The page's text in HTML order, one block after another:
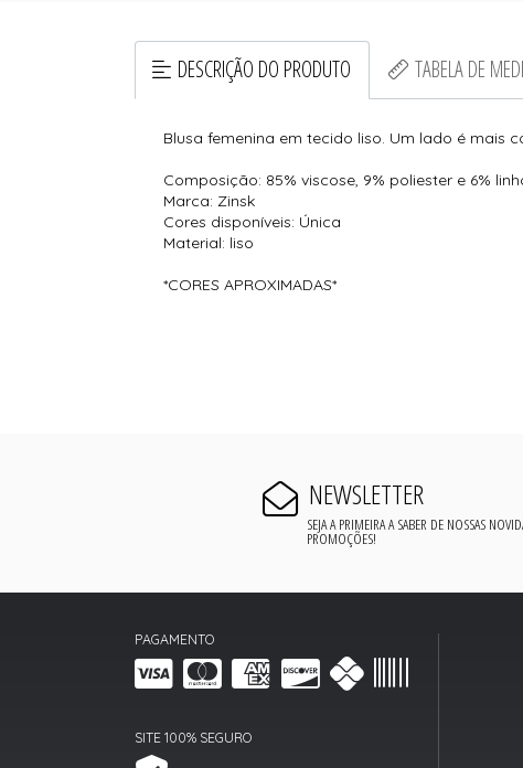
DESCRIÇÃO DO PRODUTO TABELA DE
Blusa femenina em tecido liso. Um lado é mais
Composição: 85% viscose, 9% poliester e 6%
Marca: Zinsk
Cores disponíveis: Única
Material: liso
*CORES APROXIMADAS*
NEWSLETTER
SEJA A PRIMEIRA A SABER DE NOSSAS
PROMOÇÕES!
PAGAMENTO
SITE 100% SEGURO